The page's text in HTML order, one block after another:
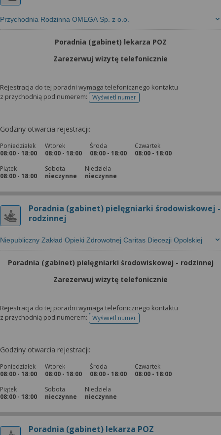
Przychodnia Rodzinna OMEGA Sp. z o.o.
Poradnia (gabinet) lekarza POZ
Zarezerwuj wizytę telefonicznie
Rejestracja do tej poradni wymaga telefonicznego kontaktu
z przychodnią pod numerem:
Wyświetl numertelefonu do rejestracji
Godziny otwarcia rejestracji:
Poniedziałek
08:00 - 18:00
Wtorek
08:00 - 18:00
Środa
08:00 - 18:00
Czwartek
08:00 - 18:00
Piątek
08:00 - 18:00
Sobota
nieczynne
Niedziela
nieczynne
Poradnia (gabinet) pielęgniarki środowiskowej -
rodzinnej
Niepubliczny Zakład Opieki Zdrowotnej Caritas Diecezji Opolskiej
Poradnia (gabinet) pielęgniarki środowiskowej - rodzinnej
Zarezerwuj wizytę telefonicznie
Rejestracja do tej poradni wymaga telefonicznego kontaktu
z przychodnią pod numerem:
Wyświetl numertelefonu do rejestracji
Godziny otwarcia rejestracji:
Poniedziałek
08:00 - 18:00
Wtorek
08:00 - 18:00
Środa
08:00 - 18:00
Czwartek
08:00 - 18:00
Piątek
08:00 - 18:00
Sobota
nieczynne
Niedziela
nieczynne
Poradnia (gabinet) lekarza POZ